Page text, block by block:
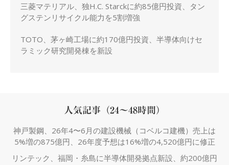
三菱マテリアル、独H.C. Starckに約85億円投資、タン
グステンリサイクル能力を5割増強
TOTO、茅ヶ崎工場に約170億円投資、半導体向けセ
ラミック研究開発棟を新設
人気記事（24～48時間）
神戸製鋼、26年4〜6月の建設機械（コベルコ建機）売上は
5%増の875億円、26年度予想は16%増の4,520億円に修正
リンテック、福岡・糸島に半導体開発拠点新設、約200億円